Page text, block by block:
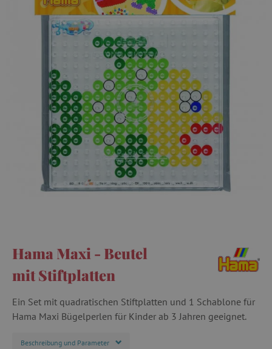
Hama Maxi - Beutel
mit Stiftplatten
Ein Set mit quadratischen Stiftplatten und 1 Schablone für
Hama Maxi Bügelperlen für Kinder ab 3 Jahren geeignet.
Beschreibung und Parameter